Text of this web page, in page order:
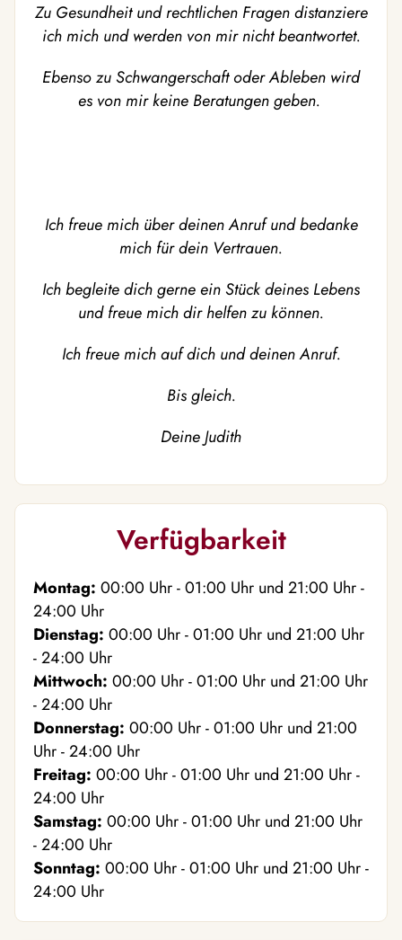
Zu Gesundheit und rechtlichen Fragen distanziere
ich mich und werden von mir nicht beantwortet.
Ebenso zu Schwangerschaft oder Ableben wird
es von mir keine Beratungen geben.
Ich freue mich über deinen Anruf und bedanke
mich für dein Vertrauen.
Ich begleite dich gerne ein Stück deines Lebens
und freue mich dir helfen zu können.
Ich freue mich auf dich und deinen Anruf.
Bis gleich.
Deine Judith
Verfügbarkeit
Montag: 00:00 Uhr- 01:00 Uhr und 21:00 Uhr-
24:00 Uhr
Dienstag: 00:00 Uhr- 01:00 Uhr und 21:00 Uhr
- 24:00 Uhr
Mittwoch: 00:00 Uhr- 01:00 Uhr und 21:00 Uhr
- 24:00 Uhr
Donnerstag: 00:00 Uhr- 01:00 Uhr und 21:00
Uhr- 24:00 Uhr
Freitag: 00:00 Uhr- 01:00 Uhr und 21:00 Uhr-
24:00 Uhr
Samstag: 00:00 Uhr- 01:00 Uhr und 21:00 Uhr
- 24:00 Uhr
Sonntag: 00:00 Uhr- 01:00 Uhr und 21:00 Uhr-
24:00 Uhr